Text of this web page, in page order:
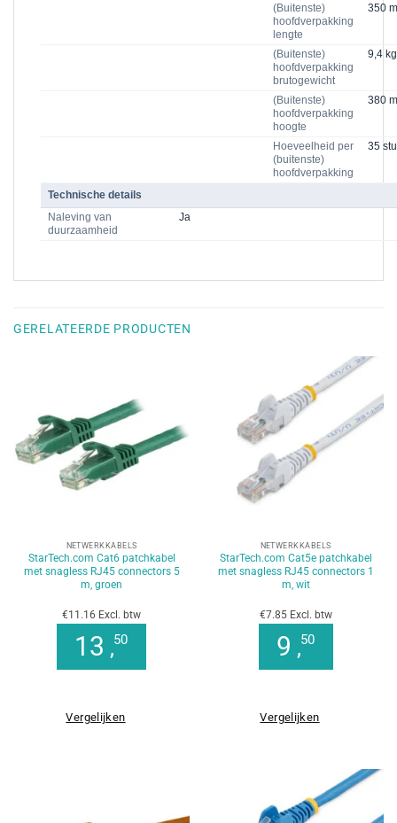
(Buitenste)
hoofdverpakking
lengte
350
(Buitenste)
hoofdverpakking
brutogewicht
9,4 kg
(Buitenste)
hoofdverpakking
hoogte
380
Hoeveelheid per
(buitenste)
hoofdverpakking
35
Technische details
Naleving van
duurzaamheid
Ja
GERELATEERDE PRODUCTEN
NETWERKKABELS
StarTech.com Cat6 patchkabel
met snagless RJ45 connectors 5
m, groen
€11.16 Excl. btw
13 ,50
Vergelijken
NETWERKKABELS
StarTech.com Cat5e patchkabel
met snagless RJ45 connectors 1
m, wit
€7.85 Excl. btw
9 ,50
Vergelijken